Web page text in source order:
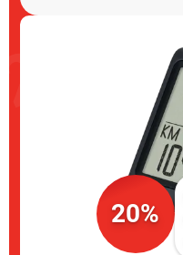
20%